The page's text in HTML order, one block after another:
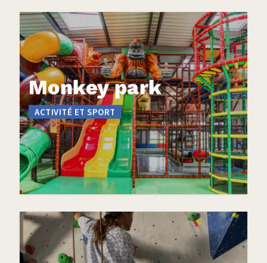
Monkey park
ACTIVITÉ ET SPORT